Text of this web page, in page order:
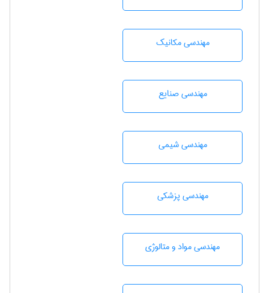
مهندسی مکانیک
مهندسی صنايع
مهندسي شيمی
مهندسی پزشکی
مهندسی مواد و متالوژی